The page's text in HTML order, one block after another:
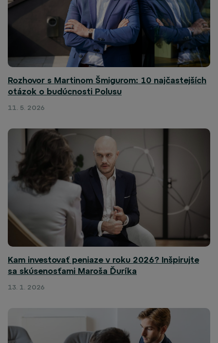
Rozhovor s Martinom Šmigurom: 10 najčastejších
otázok o budúcnosti Polusu
11. 5. 2026
Kam investovať peniaze v roku 2026? Inšpirujte
sa skúsenosťami Maroša Ďuríka
13. 1. 2026